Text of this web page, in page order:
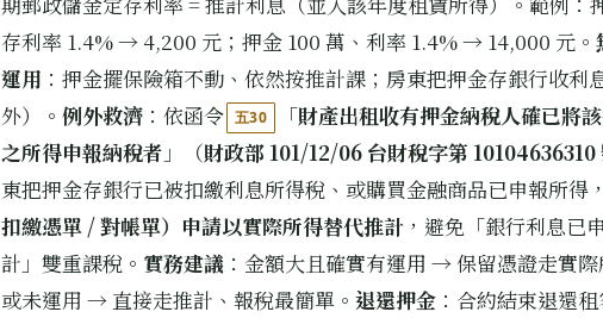
存利率 1.4% → 4,200 元；押金 100 萬、利率 1.4% → 14,000 元。
運用 ：押金擺保險箱不動、依然按推計課；房東把押金存銀行收利
外）。 例外救濟 ：依函令 五30 「財產出租收有押金納稅人確已將
之所得申報納稅者 」（財政部 101/12/06 台財稅字第 10104636310
東把押金存銀行已被扣繳利息所得稅、或購買金融商品已申報所得
扣繳憑單 / 對帳單）申請以實際所得替代推計 ，避免「銀行利息已
計」雙重課稅。 實務建議 ：金額大且確實有運用 → 保留憑證走實
或未運用 → 直接走推計、報稅最簡單。 退還押金 ：合約結束退還